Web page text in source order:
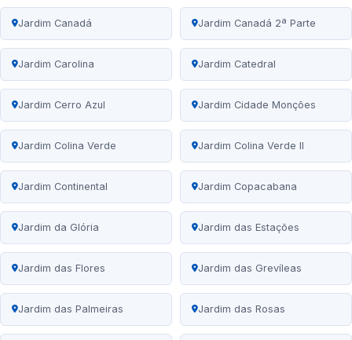
Jardim Canadá Jardim Canadá 2ª Parte
Jardim Carolina Jardim Catedral
Jardim Cerro Azul Jardim Cidade Monções
Jardim Colina Verde Jardim Colina Verde II
Jardim Continental Jardim Copacabana
Jardim da Glória Jardim das Estações
Jardim das Flores Jardim das Grevíleas
Jardim das Palmeiras Jardim das Rosas